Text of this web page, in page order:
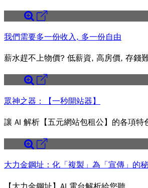
我們需要多一份收入, 多一份自由
薪水趕不上物價? 低薪資, 高房價, 存錢
眾神之器：【一秒開站器】
讓 AI 解析【五元網站包租公】的各項特
大力金鋼址：化「複製」為「宣傳」的